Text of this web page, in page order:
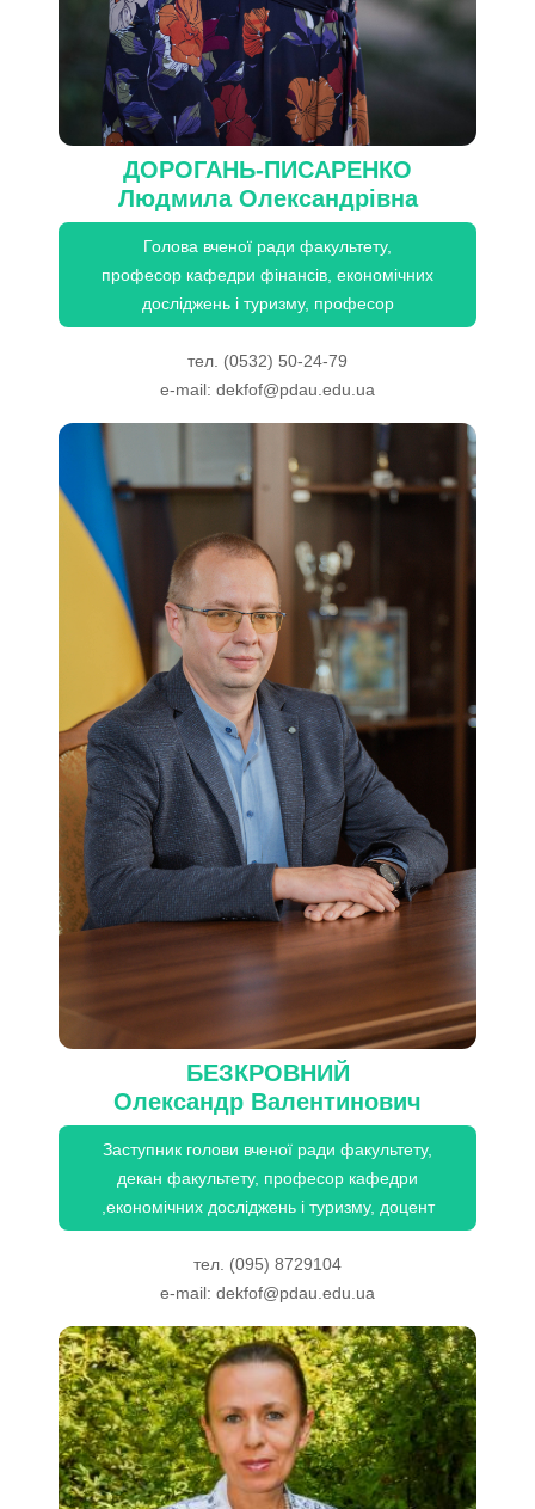
ДОРОГАНЬ-ПИСАРЕНКО
Людмила Олександрівна
Голова вченої ради факультету,
професор кафедри фінансів, економічних
досліджень і туризму, професор
тел. (0532) 50-24-79
e-mail: dekfof@pdau.edu.ua
БЕЗКРОВНИЙ
Олександр Валентинович
Заступник голови вченої ради факультету,
декан факультету, професор кафедри
,економічних досліджень і туризму, доцент
тел. (095) 8729104
e-mail: dekfof@pdau.edu.ua